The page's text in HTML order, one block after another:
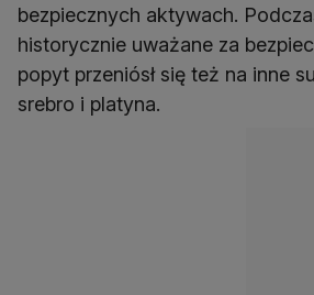
bezpiecznych aktywach.
historycznie uważane za
popyt przeniósł się też na inne
srebro i platyna.